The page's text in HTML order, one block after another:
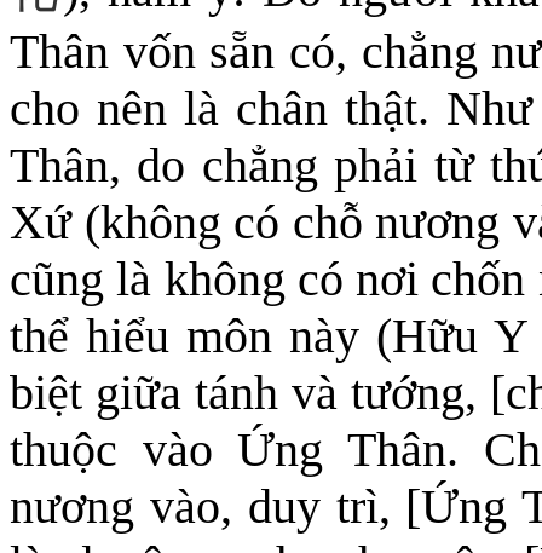
Thân vốn sẵn có, chẳng
cho nên là chân thật.
Thân, do chẳng phải từ
Xứ (không có chỗ nương
cũng là không có nơi
thể hiểu môn này(Hữu Y
biệt giữa tánh và tướng,
thuộc vào Ứng Thân.
nương vào, duy trì, [Ứng